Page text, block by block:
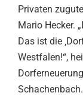
Privaten
Mario Hecker.
Das ist die
Westfalen!“,